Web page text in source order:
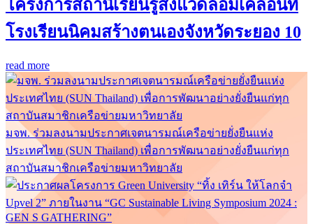
โครงการสถานีเรียนรู้สิ่งแวดล้อมเคลื่อนที่
โรงเรียนนิคมสร้างตนเองจังหวัดระยอง 10
read more
มจพ. ร่วมลงนามประกาศเจตนารมณ์เครือข่ายยั่งยืนแห่ง
ประเทศไทย (SUN Thailand) เพื่อการพัฒนาอย่างยั่งยืนแก่ทุก
สถาบันสมาชิกเครือข่ายมหาวิทยาลัย